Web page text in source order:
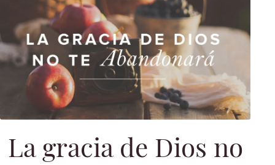
La gracia de Dios no